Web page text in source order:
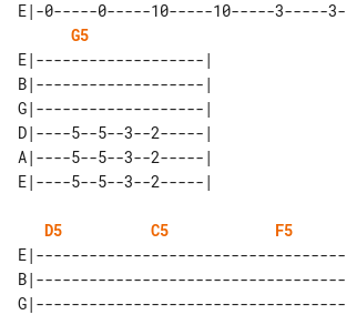
E|-0-----0-----10-----10-----3-----3-
G5
E|-------------------|
B|-------------------|
G|-------------------|
D|----5--5--3--2-----|
A|----5--5--3--2-----|
D5 C5
F5
E|-----------------------------------
B|-----------------------------------
G|-----------------------------------